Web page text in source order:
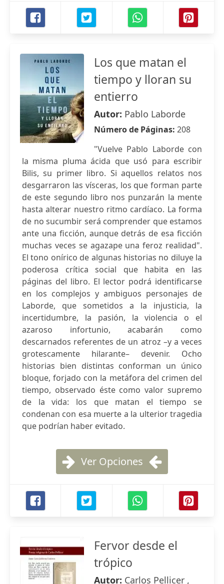
Los que matan el
tiempo y lloran su
entierro
Autor: Pablo Laborde
Número de Páginas: 208
"Vuelve Pablo Laborde con
la misma pluma ácida que usó para escribir
Bilis, su primer libro. Si aquellos relatos nos
desgarraron las vísceras, los que forman parte
de este segundo libro nos punzarán la mente
hasta alterar nuestro ritmo cardíaco. La forma
de no sucumbir será comprender que estamos
ante una ficción, aunque detrás de esa ficción
muchas veces se agazape una feroz realidad".
El tono onírico de algunas historias no diluye la
poderosa crítica social que habita en las
páginas del libro. El lector podrá identificarse
en los complejos y ambiguos personajes de
Laborde, que sometidos a la injusticia, la
incertidumbre, la pasión, la violencia o el
azaroso infortunio, acabarán como
descarnados referentes de un atroz –y a veces
grotescamente hilarante– devenir. Ocho
historias bien distintas conforman un único
bloque, forjado con la metáfora del crimen del
tiempo, observado éste como valor supremo
de la vida: los que matan el tiempo se
condenan con esa muerte a la ulterior tragedia
que podrían haber evitado.
Ver Opciones
Fervor desde el
trópico
Autor: Carlos Pellicer ,